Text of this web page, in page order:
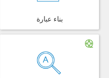
بناء عبارة